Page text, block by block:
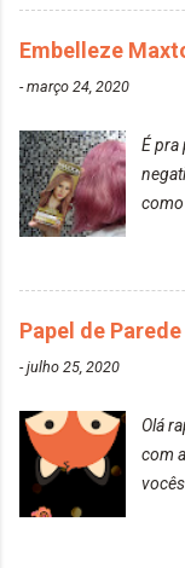
não
Embelleze
-março 24, 2020
É pra
como
vip
da
Papel de
-julho 25, 2020
Olá
com